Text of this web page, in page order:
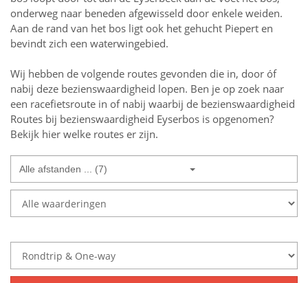
onderweg naar beneden afgewisseld door enkele weiden.
Aan de rand van het bos ligt ook het gehucht Piepert en
bevindt zich een waterwingebied.
Wij hebben de volgende routes gevonden die in, door óf
nabij deze bezienswaardigheid lopen. Ben je op zoek naar
een racefietsroute in of nabij waarbij de bezienswaardigheid
Routes bij bezienswaardigheid Eyserbos is opgenomen?
Bekijk hier welke routes er zijn.
Alle afstanden ... (7)